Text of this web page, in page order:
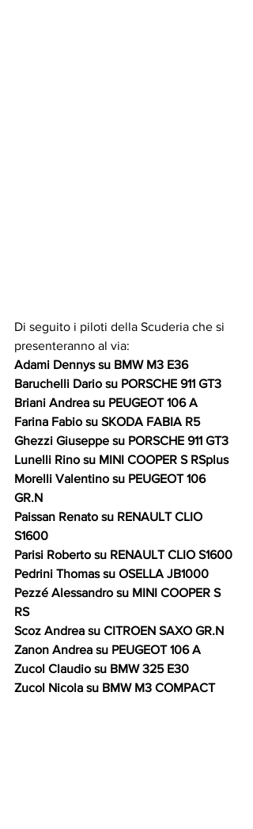
Di seguito i piloti della Scuderia che si
presenteranno al via:
Adami Dennys su BMW M3 E36
Baruchelli Dario su PORSCHE 911 GT3
Briani Andrea su PEUGEOT 106 A
Farina Fabio su SKODA FABIA R5
Ghezzi Giuseppe su PORSCHE 911 GT3
Lunelli Rino su MINI COOPER S RSplus
Morelli Valentino su PEUGEOT 106
GR.N
Paissan Renato su RENAULT CLIO
S1600
Parisi Roberto su RENAULT CLIO S1600
Pedrini Thomas su OSELLA JB1000
Pezzé Alessandro su MINI COOPER S
RS
Scoz Andrea su CITROEN SAXO GR.N
Zanon Andrea su PEUGEOT 106 A
Zucol Claudio su BMW 325 E30
Zucol Nicola su BMW M3 COMPACT